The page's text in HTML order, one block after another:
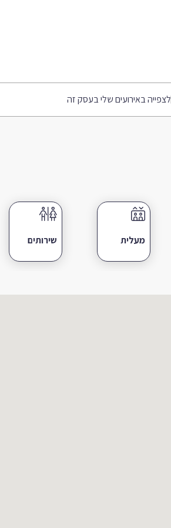
לצפייה באירועים שלי בעסק זה
מעלית שירותים